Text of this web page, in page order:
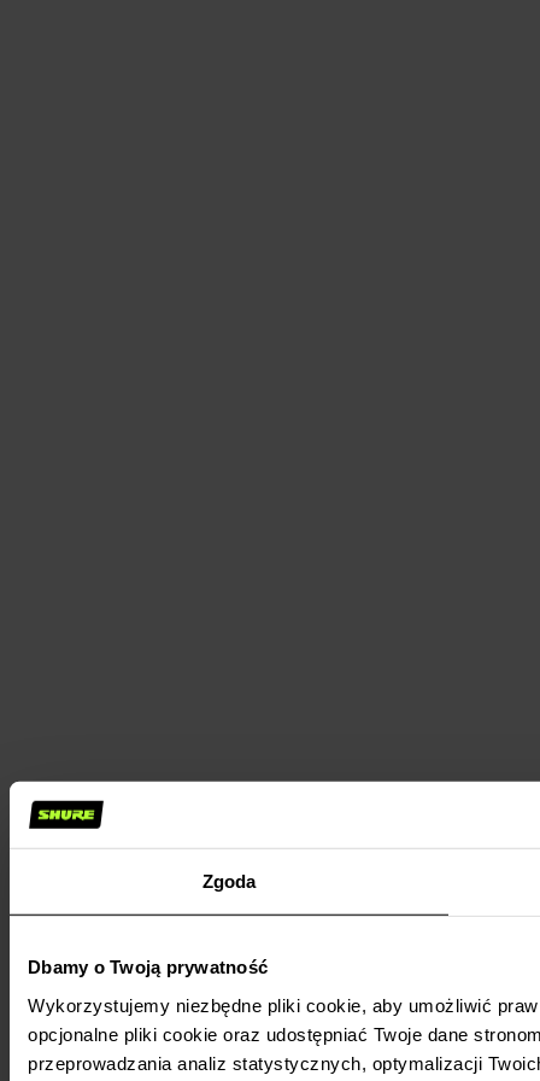
Zgoda
Dbamy o Twoją prywatność
Wykorzystujemy niezbędne pliki cookie, aby umożliwić
opcjonalne pliki cookie oraz udostępniać Twoje dane
przeprowadzania analiz statystycznych, optymalizacji